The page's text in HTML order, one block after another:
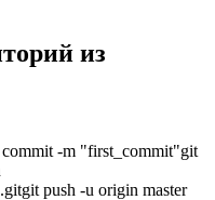
из
-m "first_commit"git
git push -u origin master